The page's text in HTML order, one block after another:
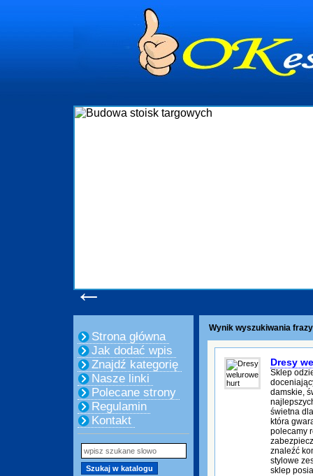
←
Strona główna
Jak dodać wpis
Znajdź kategorię
Nasze linki
Polecane strony
Regulamin
Kontakt
Wynik wyszukiwania
Dresy
Sklep
damskie,
świetna
która
polecamy
znaleźć
stylowe
sklep